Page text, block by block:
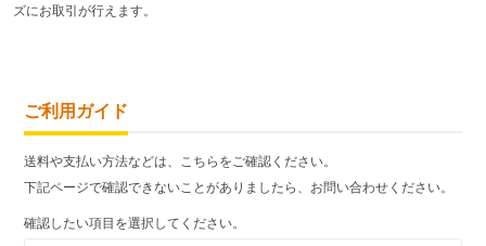
ズにお取引が行えます。
ご利用ガイド
送料や支払い方法などは、こちらをご確認ください。
下記ページで確認できないことがありましたら、お問い合わせください。
確認したい項目を選択してください。